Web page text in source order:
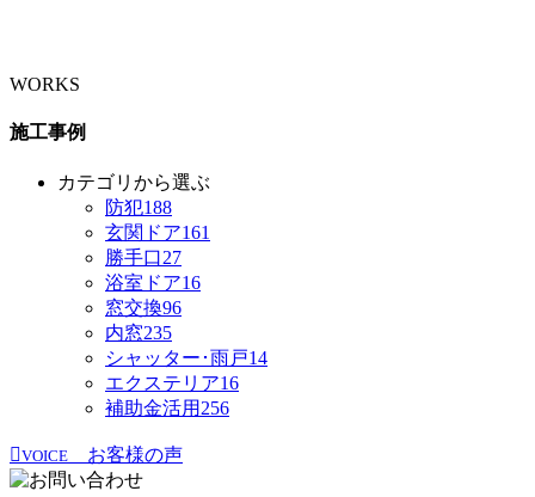
WORKS
施工事例
カテゴリから選ぶ
防犯188
玄関ドア161
勝手口27
浴室ドア16
窓交換96
内窓235
シャッター･雨戸14
エクステリア16
補助金活用 256
VOICE お客様の声